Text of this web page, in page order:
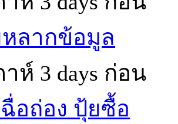
ลากข้อมูล
ห์ 3 days ก่อน
ฉื่อถ่อง ปุ้ยซื้อ